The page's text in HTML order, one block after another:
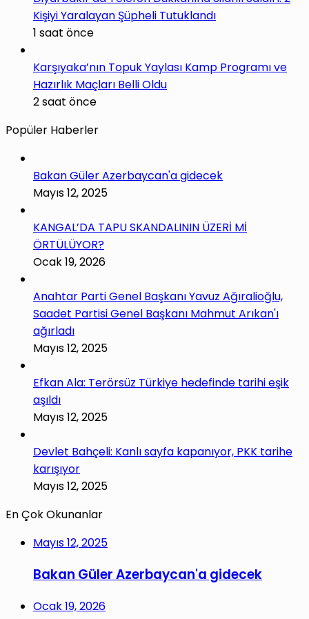
Kişiyi Yaralayan Şüpheli Tutuklandı
1 saat önce
Karşıyaka’nın Topuk Yaylası Kamp Programı ve
Hazırlık Maçları Belli Oldu
2 saat önce
Popüler Haberler
Bakan Güler Azerbaycan'a gidecek
Mayıs 12, 2025
KANGAL’DA TAPU SKANDALININ ÜZERİ Mİ
ÖRTÜLÜYOR?
Ocak 19, 2026
Anahtar Parti Genel Başkanı Yavuz Ağıralioğlu,
Saadet Partisi Genel Başkanı Mahmut Arıkan'ı
ağırladı
Mayıs 12, 2025
Efkan Ala: Terörsüz Türkiye hedefinde tarihi eşik
aşıldı
Mayıs 12, 2025
Devlet Bahçeli: Kanlı sayfa kapanıyor, PKK tarihe
karışıyor
Mayıs 12, 2025
En Çok Okunanlar
Mayıs 12, 2025
Bakan Güler Azerbaycan'a gidecek
Ocak 19, 2026